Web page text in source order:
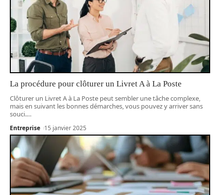
La procédure pour clôturer un Livret A à La Poste
Clôturer un Livret A à La Poste peut sembler une tâche complexe,
mais en suivant les bonnes démarches, vous pouvez y arriver sans
souci.…
Entreprise 15 janvier 2025